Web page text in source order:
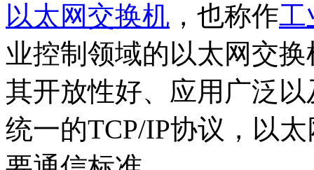
以太网交换机 ，也称作工
业控制领域的以太网交
其开放性好、应用广泛
统一的TCP/IP协议，以